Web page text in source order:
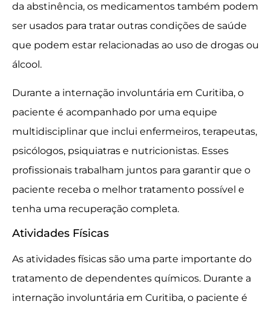
da abstinência, os medicamentos também podem
ser usados para tratar outras condições de saúde
que podem estar relacionadas ao uso de drogas ou
álcool.
Durante a internação involuntária em Curitiba, o
paciente é acompanhado por uma equipe
multidisciplinar que inclui enfermeiros, terapeutas,
psicólogos, psiquiatras e nutricionistas. Esses
profissionais trabalham juntos para garantir que o
paciente receba o melhor tratamento possível e
tenha uma recuperação completa.
Atividades Físicas
As atividades físicas são uma parte importante do
tratamento de dependentes químicos. Durante a
internação involuntária em Curitiba, o paciente é